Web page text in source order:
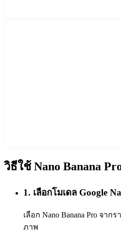
วิธีใช้ Nano Banana
1. เลือกโมเดล Google
เลือก Nano Banana Pro จาก
ภาพ